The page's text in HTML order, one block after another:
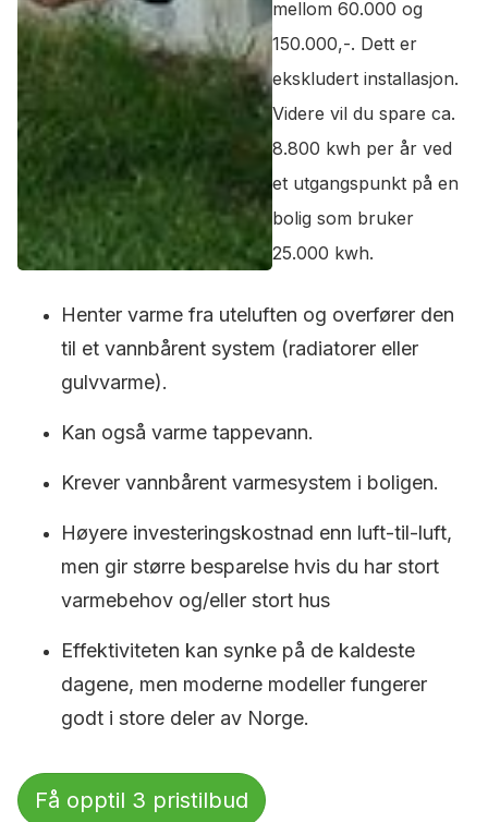
mellom 60.000 og
150.000,-. Dett er
ekskludert installasjon.
Videre vil du spare ca.
8.800 kwh per år ved
et utgangspunkt på en
bolig som bruker
25.000 kwh.
Henter varme fra uteluften og overfører den
til et vannbårent system (radiatorer eller
gulvvarme).
Kan også varme tappevann.
Krever vannbårent varmesystem i boligen.
Høyere investeringskostnad enn luft-til-luft,
men gir større besparelse hvis du har stort
varmebehov og/eller stort hus
Effektiviteten kan synke på de kaldeste
dagene, men moderne modeller fungerer
godt i store deler av Norge.
Få opptil 3 pristilbud